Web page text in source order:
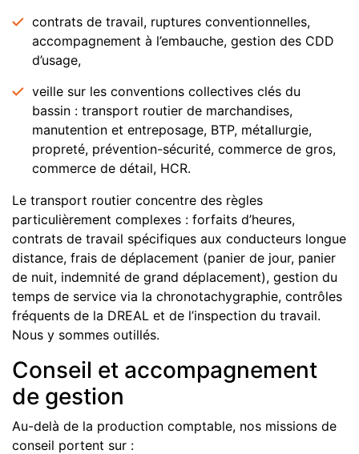
contrats de travail, ruptures conventionnelles,
accompagnement à l’embauche, gestion des CDD
d’usage,
veille sur les conventions collectives clés du
bassin : transport routier de marchandises,
manutention et entreposage, BTP, métallurgie,
propreté, prévention-sécurité, commerce de gros,
commerce de détail, HCR.
Le transport routier concentre des règles
particulièrement complexes : forfaits d’heures,
contrats de travail spécifiques aux conducteurs longue
distance, frais de déplacement (panier de jour, panier
de nuit, indemnité de grand déplacement), gestion du
temps de service via la chronotachygraphie, contrôles
fréquents de la DREAL et de l’inspection du travail.
Nous y sommes outillés.
Conseil et accompagnement
de gestion
Au-delà de la production comptable, nos missions de
conseil portent sur :